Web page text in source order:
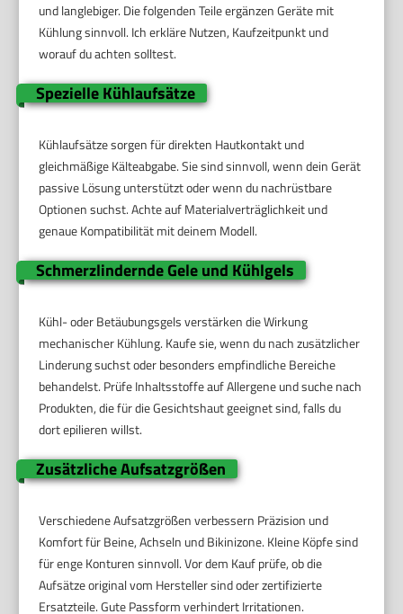
und langlebiger. Die folgenden Teile ergänzen Geräte mit
Kühlung sinnvoll. Ich erkläre Nutzen, Kaufzeitpunkt und
worauf du achten solltest.
Spezielle Kühlaufsätze
Kühlaufsätze sorgen für direkten Hautkontakt und
gleichmäßige Kälteabgabe. Sie sind sinnvoll, wenn dein Gerät
passive Lösung unterstützt oder wenn du nachrüstbare
Optionen suchst. Achte auf Materialverträglichkeit und
genaue Kompatibilität mit deinem Modell.
Schmerzlindernde Gele und Kühlgels
Kühl- oder Betäubungsgels verstärken die Wirkung
mechanischer Kühlung. Kaufe sie, wenn du nach zusätzlicher
Linderung suchst oder besonders empfindliche Bereiche
behandelst. Prüfe Inhaltsstoffe auf Allergene und suche nach
Produkten, die für die Gesichtshaut geeignet sind, falls du
dort epilieren willst.
Zusätzliche Aufsatzgrößen
Verschiedene Aufsatzgrößen verbessern Präzision und
Komfort für Beine, Achseln und Bikinizone. Kleine Köpfe sind
für enge Konturen sinnvoll. Vor dem Kauf prüfe, ob die
Aufsätze original vom Hersteller sind oder zertifizierte
Ersatzteile. Gute Passform verhindert Irritationen.